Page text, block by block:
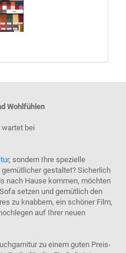
Wohlfühlen
wartet bei
, sondern Ihre spezielle
gestaltet? Sicherlich
nach Hause kommen, möchten
setzen und gemütlich den
zu knabbern, ein schöner Film,
auf Ihrer neuen
zu einem guten Preis-